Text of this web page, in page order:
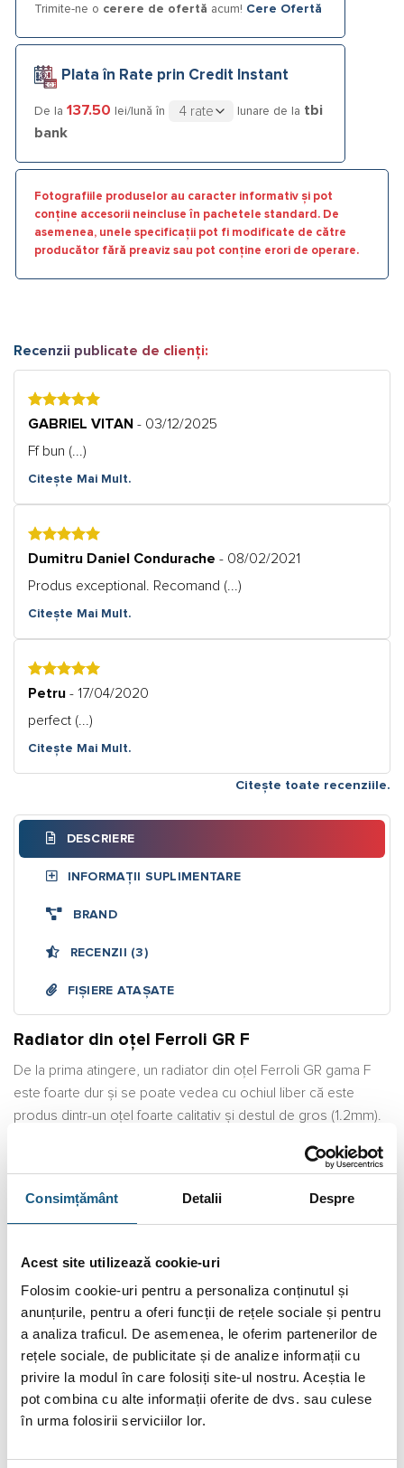
Consimțământ Detalii Despre
Acest site utilizează cookie-uri
Folosim cookie-uri pentru a personaliza conținutul și
anunțurile, pentru a oferi funcții de rețele sociale și pentru
a analiza traficul. De asemenea, le oferim partenerilor de
rețele sociale, de publicitate și de analize informații cu
privire la modul în care folosiți site-ul nostru. Aceștia le
pot combina cu alte informații oferite de dvs. sau culese
în urma folosirii serviciilor lor.
Trimite-ne o cerere de ofertă acum! Cere Ofertă
Plata în Rate prin Credit Instant
De la 137.50 lei/lună în lunare de la tbi
bank
Fotografiile produselor au caracter informativ și pot
conține accesorii neincluse în pachetele standard. De
asemenea, unele specificații pot fi modificate de către
producător fără preaviz sau pot conține erori de operare.
Recenzii publicate de clienți:
5
GABRIEL VITAN - 03/12/2025
Ff bun (...)
Citește Mai Mult.
5Dumitru Daniel Condurache - 08/02/2021
Produs exceptional. Recomand (...)
Citește Mai Mult.
5Petru - 17/04/2020
perfect (...)
Citește Mai Mult.
Citește toate recenziile.
DESCRIERE
INFORMAȚII SUPLIMENTARE
BRAND
RECENZII (3)
FIȘIERE ATAȘATE
Radiator din oțel Ferroli GR F
De la prima atingere, un radiator din oțel Ferroli GR gama F
este foarte dur și se poate vedea cu ochiul liber că este
produs dintr-un oțel foarte calitativ și destul de gros (1.2mm).
rezistența acestui radiator. Este acoperit de două straturi de
asigura o durată de viață mai lungă.
polimerizare într-un cuptor încălzit până la 180 de grame
oferind un tratament de degresare și fosfatare, iar în cazul
celui de-al doilea strat, acesta este pentru finisaj și se
folosesc pulberi epoxidici RAL 9010.
Avantaje și Specificații pentru un Radiator din
oțel Ferroli GR F